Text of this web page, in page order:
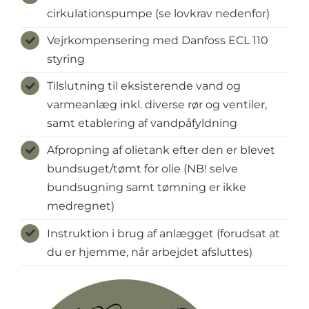
cirkulationspumpe (se lovkrav nedenfor)
Vejrkompensering med Danfoss ECL 110
styring
Tilslutning til eksisterende vand og
varmeanlæg inkl. diverse rør og ventiler,
samt etablering af vandpåfyldning
Afpropning af olietank efter den er blevet
bundsuget/tømt for olie (NB! selve
bundsugning samt tømning er ikke
medregnet)
Instruktion i brug af anlægget (forudsat at
du er hjemme, når arbejdet afsluttes)